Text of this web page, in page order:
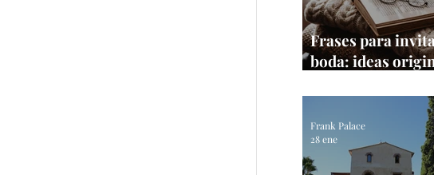
Frases para
boda: ideas
Frank Palace
28 ene